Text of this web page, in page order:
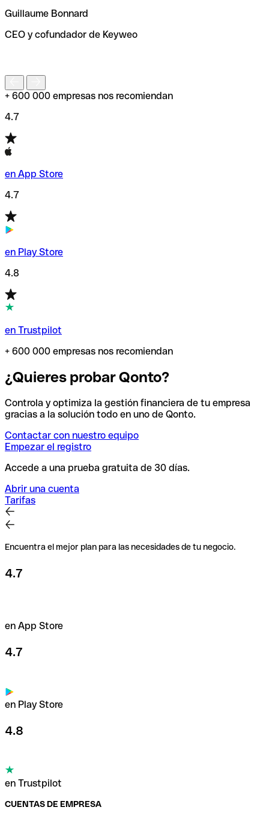
de enviar tu transferencia.
Guillaume Bonnard
CEO y cofundador de Keyweo
+ 600 000 empresas nos recomiendan
4.7
en App Store
4.7
en Play Store
4.8
en Trustpilot
+ 600 000 empresas nos recomiendan
¿Quieres probar Qonto?
Controla y optimiza la gestión financiera de tu empresa
gracias a la solución todo en uno de Qonto.
Contactar con nuestro equipo
Empezar el registro
Accede a una prueba gratuita de 30 días.
Abrir una cuenta
Tarifas
Encuentra el mejor plan para las necesidades de tu negocio.
4.7
en App Store
4.7
en Play Store
4.8
en Trustpilot
CUENTAS DE EMPRESA